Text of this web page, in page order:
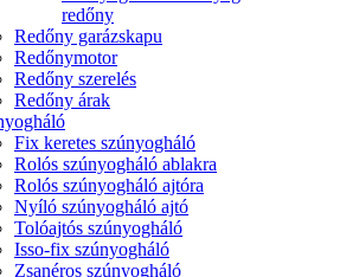
redőny
Redőny garázskapu
Redőnymotor
Redőny szerelés
Redőny árak
Fix keretes szúnyogháló
Rolós szúnyogháló ablakra
Rolós szúnyogháló ajtóra
Nyíló szúnyogháló ajtó
Tolóajtós szúnyogháló
Isso-fix szúnyogháló
Zsanéros szúnyogháló